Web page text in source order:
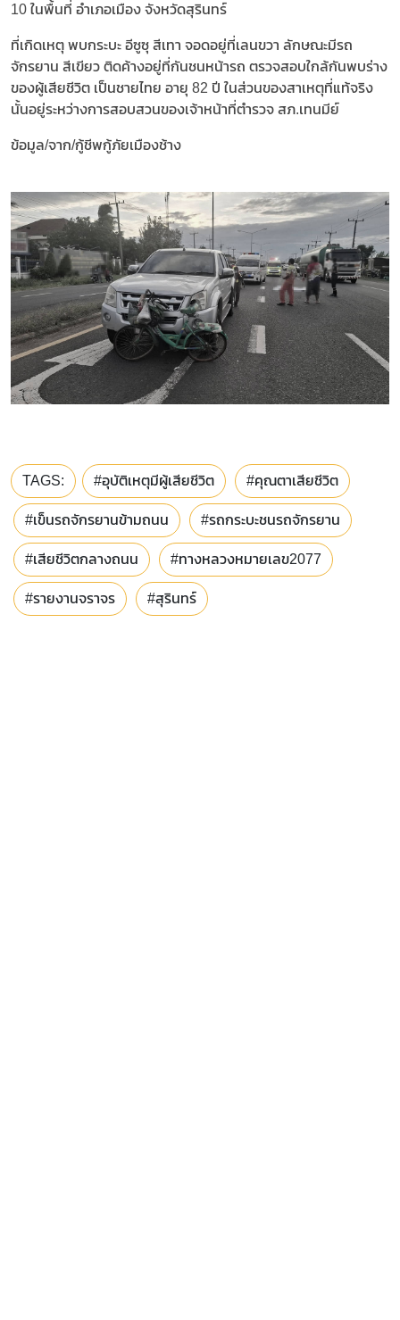
10 ในพื้นที่ อำเภอเมือง จังหวัดสุรินทร์
ที่เกิดเหตุ พบกระบะ อีซูซุ สีเทา จอดอยู่ที่เลนขวา ลักษณะมีรถ
จักรยาน สีเขียว ติดค้างอยู่ที่กันชนหน้ารถ ตรวจสอบใกล้กันพบร่าง
ของผู้เสียชีวิต เป็นชายไทย อายุ 82 ปี ในส่วนของสาเหตุที่แท้จริง
นั้นอยู่ระหว่างการสอบสวนของเจ้าหน้าที่ตำรวจ สภ.เทนมีย์
ข้อมูล/จาก/กู้ชีพกู้ภัยเมืองช้าง
TAGS: #อุบัติเหตุมีผู้เสียชีวิต #คุณตาเสียชีวิต
#เข็นรถจักรยานข้ามถนน #รถกระบะชนรถจักรยาน
#เสียชีวิตกลางถนน #ทางหลวงหมายเลข2077
#รายงานจราจร #สุรินทร์